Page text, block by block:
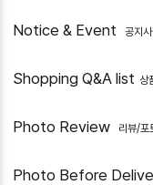
Notice & Event 공지
Shopping Q&A list 상
Photo Review 리뷰/포
Photo Before